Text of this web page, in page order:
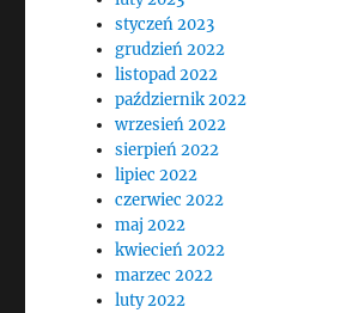
styczeń 2023
grudzień 2022
listopad 2022
październik 2022
wrzesień 2022
sierpień 2022
lipiec 2022
czerwiec 2022
maj 2022
kwiecień 2022
marzec 2022
luty 2022